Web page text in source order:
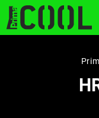
STARHOUSE
PLNEJ